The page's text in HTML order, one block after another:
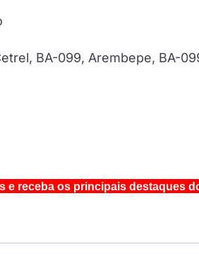
BA-099, Arembepe, BA-
e receba os principais destaques